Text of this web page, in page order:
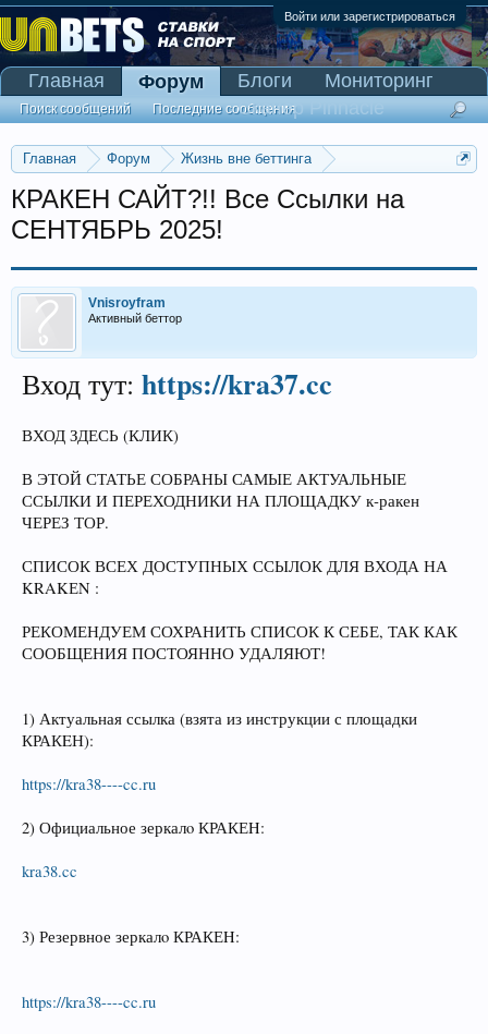
Войти или зарегистрироваться
Главная Форум
Жизнь вне беттинга
Реклама и коммерция
КРАКEН САЙТ?!! Все Ссылки на
СЕНТЯБРЬ 2025!
Vnisroyfram
Активный беттор
Вход тут: https://kra37.cc
ВХОД ЗДЕСЬ (КЛИК)
В ЭТОЙ СТАТЬЕ СОБРАНЫ САМЫЕ АКТУАЛЬНЫЕ
ССЫЛКИ И ПЕРЕХОДНИКИ НА ПЛОЩАДКУ к‑ракен
ЧЕРЕЗ ТОР.
СПИСОК ВСЕХ ДОСТУПНЫХ ССЫЛОК ДЛЯ ВХОДА НА
KRAKЕN :
РЕКОМЕНДУЕМ СОХРАНИТЬ СПИСОК К СЕБЕ, ТАК КАК
СООБЩЕНИЯ ПОСТОЯННО УДАЛЯЮТ!
1) Актуальная ссылка (взята из инструкции с площадки
КРАКEН):
https://kra38----cc.ru
2) Официальное зеркалo КРАКЕH:
kra38.cc
3) Резервное зеркалo КРАКЕH:
https://kra38----cc.ru
Главная Форум
Поиск сообщений Последние сообщения
Блоги
Мониторинг
Сканер Pinnacle